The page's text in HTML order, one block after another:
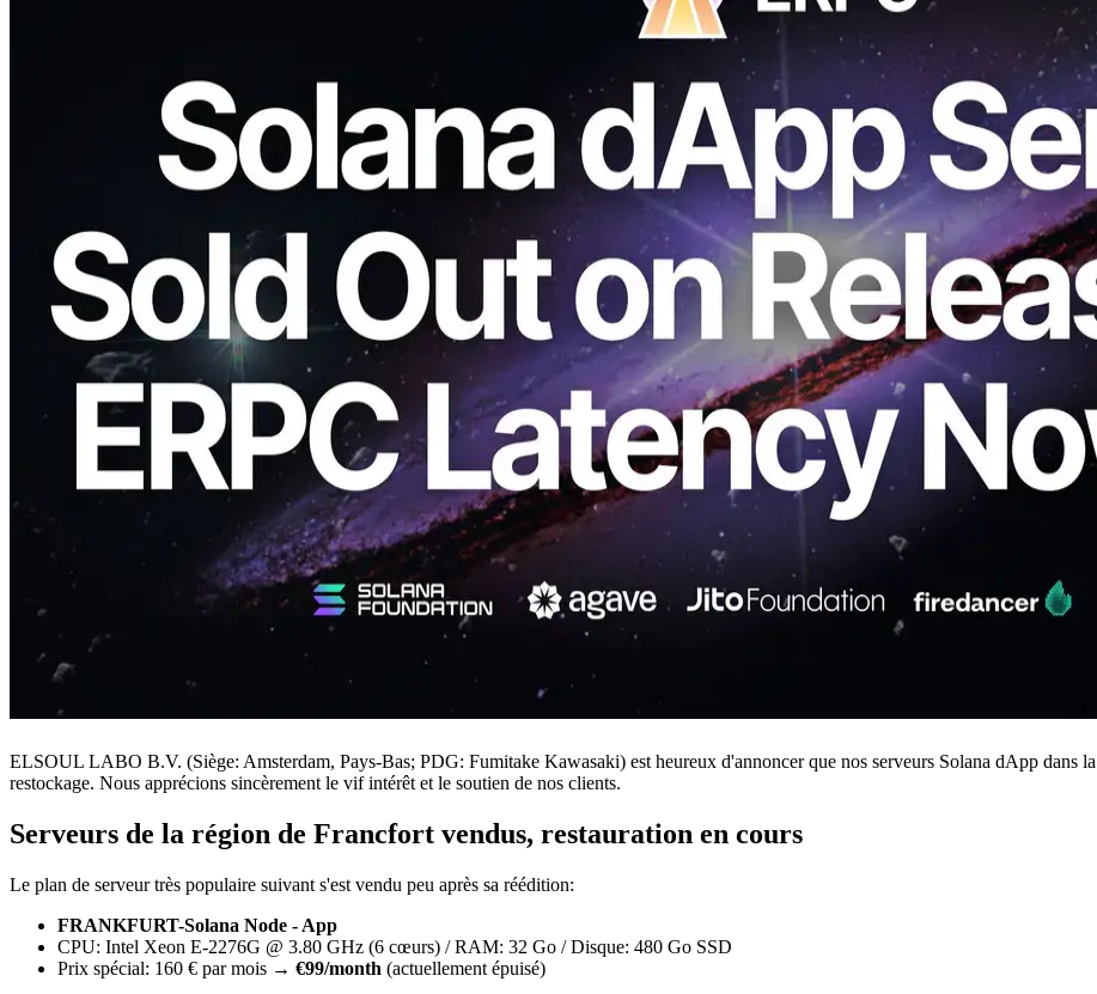
ELSOUL LABO B.V. (Siège: Amsterdam, Pays-Bas; PDG: Fumitake Kawasaki) est heureux d'annoncer que nos serveurs Solana dApp dans
restockage. Nous apprécions sincèrement le vif intérêt et le soutien de nos clients.
Serveurs de la région de Francfort vendus, restauration en cours
Le plan de serveur très populaire suivant s'est vendu peu après sa réédition:
FRANKFURT-Solana Node - App
CPU: Intel Xeon E-2276G @ 3.80 GHz (6 cœurs) / RAM: 32 Go / Disque: 480 Go SSD
Prix spécial: 160 € par mois → €99/month (actuellement épuisé)